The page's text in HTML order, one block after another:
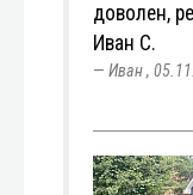
доволен,
Иван С.
Иван,